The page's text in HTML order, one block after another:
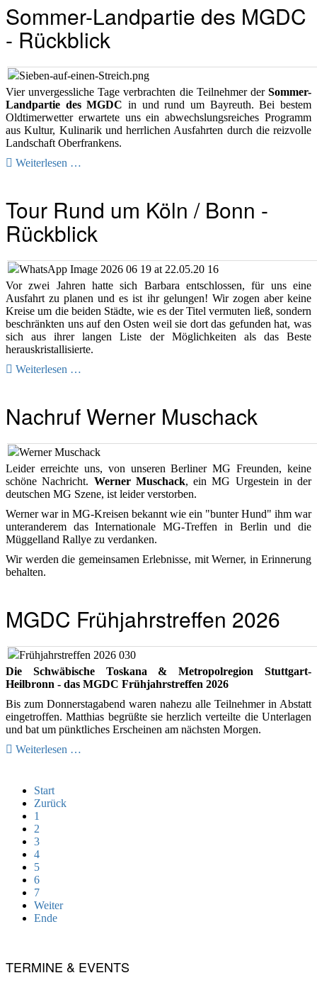
Sommer-Landpartie des MGDC
- Rückblick
Vier unvergessliche Tage verbrachten die Teilnehmer der Sommer-
Landpartie des MGDC in und rund um Bayreuth. Bei bestem
Oldtimerwetter erwartete uns ein abwechslungsreiches Programm
aus Kultur, Kulinarik und herrlichen Ausfahrten durch die reizvolle
Landschaft Oberfrankens.
Weiterlesen …
Tour Rund um Köln / Bonn -
Rückblick
Vor zwei Jahren hatte sich Barbara entschlossen, für uns eine
Ausfahrt zu planen und es ist ihr gelungen! Wir zogen aber keine
Kreise um die beiden Städte, wie es der Titel vermuten ließ, sondern
beschränkten uns auf den Osten weil sie dort das gefunden hat, was
sich aus ihrer langen Liste der Möglichkeiten als das Beste
herauskristallisierte.
Weiterlesen …
Nachruf Werner Muschack
Leider erreichte uns, von unseren Berliner MG Freunden, keine
schöne Nachricht. Werner Muschack, ein MG Urgestein in der
deutschen MG Szene, ist leider verstorben.
Werner war in MG-Kreisen bekannt wie ein "bunter Hund" ihm war
unteranderem das Internationale MG-Treffen in Berlin und die
Müggelland Rallye zu verdanken.
Wir werden die gemeinsamen Erlebnisse, mit Werner, in Erinnerung
behalten.
MGDC Frühjahrstreffen 2026
Die Schwäbische Toskana & Metropolregion Stuttgart-
Heilbronn - das MGDC Frühjahrstreffen 2026
Bis zum Donnerstagabend waren nahezu alle Teilnehmer in Abstatt
eingetroffen. Matthias begrüßte sie herzlich verteilte die Unterlagen
und bat um pünktliches Erscheinen am nächsten Morgen.
Weiterlesen …
Start
Zurück
1
2
3
4
5
6
7
Weiter
Ende
TERMINE & EVENTS